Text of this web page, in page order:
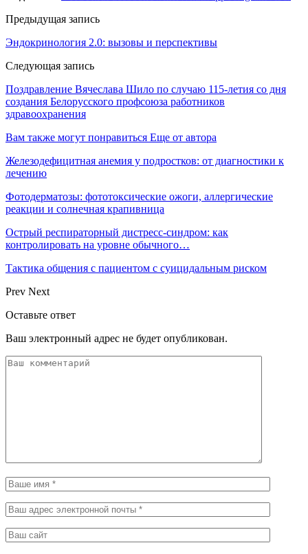
Предыдущая запись
Эндокринология 2.0: вызовы и перспективы
Следующая запись
Поздравление Вячеслава Шило по случаю 115-летия со дня
создания Белорусского профсоюза работников
здравоохранения
Вам также могут понравиться Еще от автора
Железодефицитная анемия у подростков: от диагностики к
лечению
Фотодерматозы: фототоксические ожоги, аллергические
реакции и солнечная крапивница
Острый респираторный дистресс-синдром: как
контролировать на уровне обычного…
Тактика общения с пациентом с суицидальным риском
Prev Next
Оставьте ответ
Ваш электронный адрес не будет опубликован.